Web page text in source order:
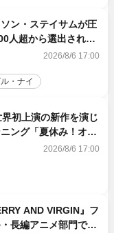
ン・ステイサムが圧
人超から選出された
スナックとは2026/8/6 17:00
ル・ナイ
初上演の新作を演じ
ング「夏休み！オ
」レポート【最終
2026/8/6 17:00
AND VIRGIN』フ
長編アニメ部門で観